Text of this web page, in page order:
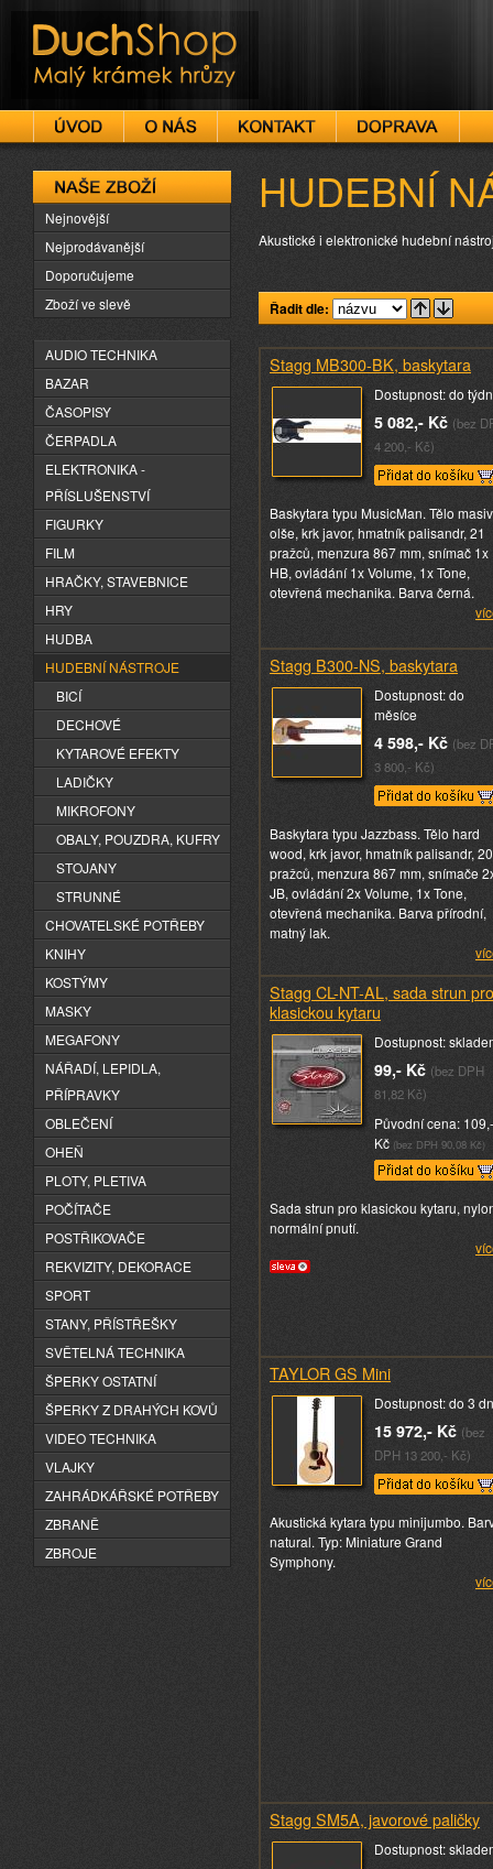
DuchShop
HUDEBNÍ
Akustické i elektronické hudební
Řadit dle:
Stagg MB300-BK, baskytara
Dostupnost: do
5 082,- Kč (bez
4 200,- Kč)
Baskytara typu MusicMan. Tělo masiv
olše, krk javor, hmatník palisandr, 21
pražců, menzura 867 mm, snímač 1x
HB, ovládání 1x Volume, 1x Tone,
otevřená mechanika. Barva černá.
Stagg B300-NS, baskytara
Dostupnost: do
měsíce
4 598,- Kč (bez
3 800,- Kč)
Baskytara typu Jazzbass. Tělo hard
wood, krk javor, hmatník palisandr, 20
pražců, menzura 867 mm, snímače
JB, ovládání 2x Volume, 1x Tone,
otevřená mechanika. Barva přírodní,
matný lak.
Stagg CL-NT-AL, sada strun pro
klasickou kytaru
Dostupnost:
99,- Kč (bez DPH
81,82 Kč)
Původní cena: 109,-
Kč (bez DPH 90,08 Kč)
Sada strun pro klasickou kytaru,
normální pnutí.
TAYLOR GS Mini
Dostupnost: do 3
15 972,- Kč (bez
DPH 13 200,- Kč)
Akustická kytara typu minijumbo.
natural. Typ: Miniature Grand
Symphony.
Stagg SM5A, javorové paličky
Dostupnost:
Naše zboží
Nejnovější
Nejprodávanější
Doporučujeme
Zboží ve slevě
AUDIO TECHNIKA
BAZAR
ČASOPISY
ČERPADLA
ELEKTRONIKA -
PŘÍSLUŠENSTVÍ
FIGURKY
FILM
HRAČKY, STAVEBNICE
HRY
HUDBA
HUDEBNÍ NÁSTROJE
BICÍ
DECHOVÉ
KYTAROVÉ EFEKTY
LADIČKY
MIKROFONY
OBALY, POUZDRA, KUFRY
STOJANY
STRUNNÉ
CHOVATELSKÉ POTŘEBY
KNIHY
KOSTÝMY
MASKY
MEGAFONY
NÁŘADÍ, LEPIDLA,
PŘÍPRAVKY
OBLEČENÍ
OHEŇ
PLOTY, PLETIVA
POČÍTAČE
POSTŘIKOVAČE
REKVIZITY, DEKORACE
SPORT
STANY, PŘÍSTŘEŠKY
SVĚTELNÁ TECHNIKA
ŠPERKY OSTATNÍ
ŠPERKY Z DRAHÝCH KOVŮ
VIDEO TECHNIKA
VLAJKY
ZAHRÁDKÁŘSKÉ POTŘEBY
ZBRANĚ
ZBROJE